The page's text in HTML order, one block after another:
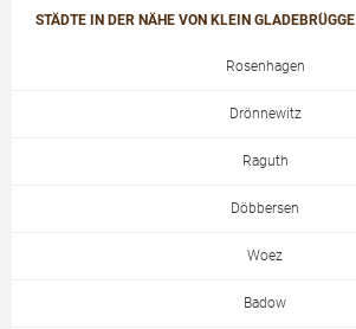
STÄDTE IN DER NÄHE VON KLEIN GLADEBRÜGGE
Rosenhagen
Drönnewitz
Raguth
Döbbersen
Woez
Badow